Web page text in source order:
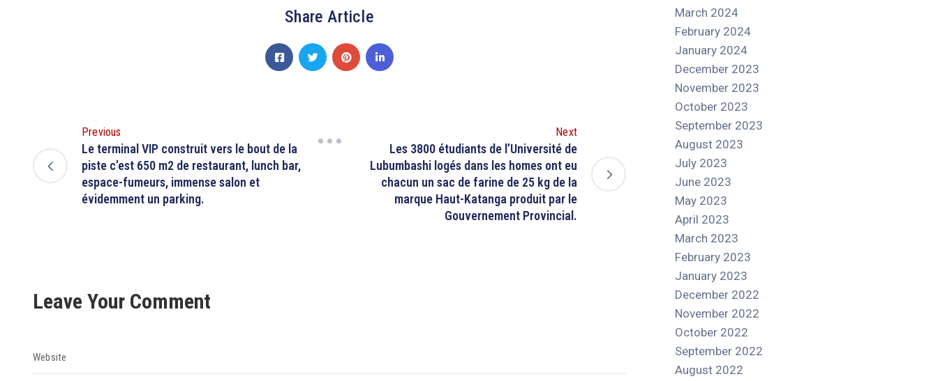
Share Article
Previous
Le terminal VIP construit vers le bout de la
piste c’est 650 m2 de restaurant, lunch bar,
espace-fumeurs, immense salon et
évidemment un parking.
Next
Les 3800 étudiants de l’Université de
Lubumbashi logés dans les homes ont eu
chacun un sac de farine de 25 kg de la
marque Haut-Katanga produit par le
Gouvernement Provincial.
Leave Your Comment
March 2024
February 2024
January 2024
December 2023
November 2023
October 2023
September 2023
August 2023
July 2023
June 2023
May 2023
April 2023
March 2023
February 2023
January 2023
December 2022
November 2022
October 2022
September 2022
August 2022